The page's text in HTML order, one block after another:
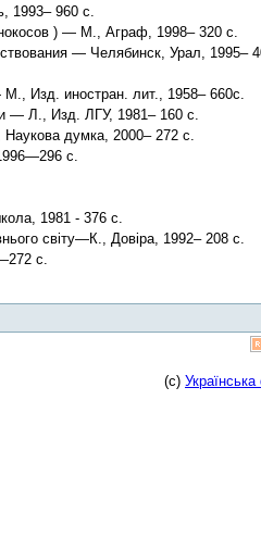
960 с.
) — М., Аграф, 1998– 320 с.
— Челябинск, Урал, 1995–
Изд. иностран. лит., 1958– 660с.
— Л., Изд. ЛГУ, 1981– 160 с.
думка, 2000– 272 с.
с.
1981 - 376 с.
світу—К., Довіра, 1992– 208 с.
с.
(c)